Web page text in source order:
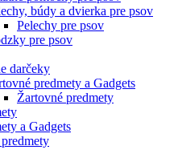
búdy a dvierka pre psov
Pelechy pre psov
pre psov
darčeky
predmety a Gadgets
Žartovné predmety
a Gadgets